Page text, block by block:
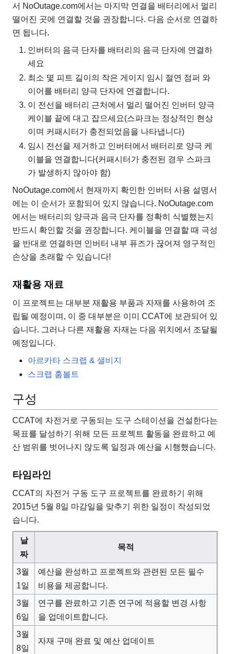
서 NoOutage.com에서는 마지막 연결을 배터리에서 멀리
떨어진 곳에 연결할 것을 권장합니다. 다음 순서로 연결하
면 됩니다.
인버터의 음극 단자를 배터리의 음극 단자에 연결하
세요
최소 몇 피트 길이의 작은 게이지 임시 절연 점퍼 와
이어를 배터리 양극 단자에 연결합니다.
이 전선을 배터리 근처에서 멀리 떨어진 인버터 양극
케이블 끝에 대고 잡으세요(스파크는 정상적인 현상
이며 커패시터가 충전되었음을 나타냅니다)
임시 전선을 제거하고 인버터에서 배터리로 양극 케
이블을 연결합니다(커패시터가 충전된 경우 스파크
가 발생하지 않아야 함)
NoOutage.com에서 현재까지 확인한 인버터 사용 설명서
에는 이 순서가 포함되어 있지 않습니다. NoOutage.com
에서는 배터리의 양극과 음극 단자를 정확히 식별했는지
반드시 확인할 것을 권장합니다. 케이블을 연결할 때 극성
을 반대로 연결하면 인버터 내부 퓨즈가 끊어져 영구적인
손상을 초래할 수 있습니다!
재활용 재료
이 프로젝트는 대부분 재활용 부품과 자재를 사용하여 조
립될 예정이며, 이 중 대부분은 이미 CCAT에 보관되어 있
습니다. 그러나 다른 재활용 자재는 다음 위치에서 조달될
예정입니다.
아르카타 스크랩 & 샐비지
스크랩 훔볼트
구성
CCAT에 자전거로 구동되는 도구 스테이션을 건설한다는
목표를 달성하기 위해 모든 프로젝트 활동을 완료하고 예
산 범위를 벗어나지 않도록 일정과 예산을 시행했습니다.
타임라인
CCAT의 자전거 구동 도구 프로젝트를 완료하기 위해
2015년 5월 8일 마감일을 맞추기 위한 일정이 작성되었
습니다.
날
짜
목적
3월
1일
예산을 완성하고 프로젝트와 관련된 모든 필수
비용을 제공합니다.
3월
6일
연구를 완료하고 기존 연구에 적용할 변경 사항
을 업데이트합니다.
3월
8일
자재 구매 완료 및 예산 업데이트